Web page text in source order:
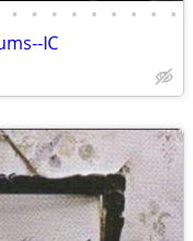
• • • • • • • • •
IC